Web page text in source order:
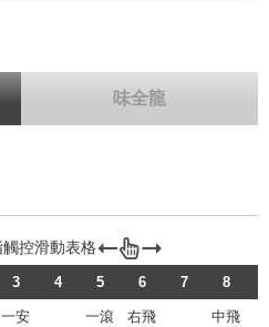
味全龍
3 4 5 6 7 8
一安 一滾 右飛 中飛